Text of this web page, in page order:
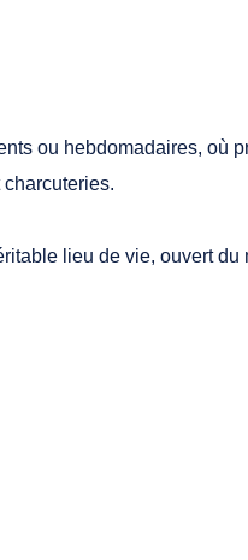
ou hebdomadaires, où
lieu de vie, ouvert du